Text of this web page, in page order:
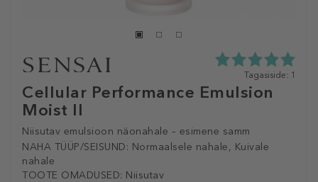
Cellular Performance Emulsion
Moist II
Niisutav emulsioon näonahale – esimene samm
NAHA TÜÜP/SEISUND: Normaalsele nahale, Kuivale
nahale
TOOTE OMADUSED: Niisutav
5.0
tähte
5st
Tagasiside: 1